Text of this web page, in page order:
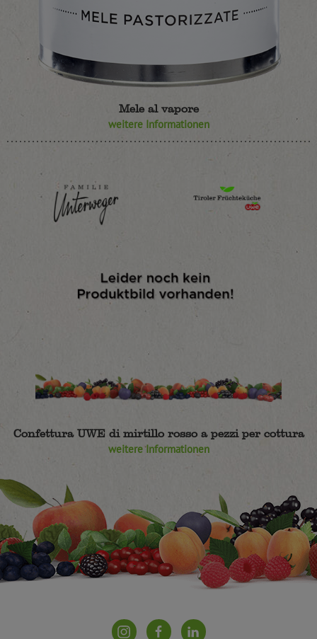
Mele al vapore
weitere Informationen
Confettura UWE di mirtillo rosso a pezzi per cottura
weitere Informationen